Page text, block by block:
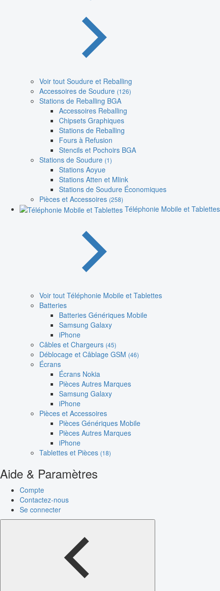
Voir tout Soudure et Reballing
Accessoires de Soudure (126)
Stations de Reballing BGA
Accessoires Reballing
Chipsets Graphiques
Stations de Reballing
Fours à Refusion
Stencils et Pochoirs BGA
Stations de Soudure (1)
Stations Aoyue
Stations Atten et Mlink
Stations de Soudure Économiques
Pièces et Accessoires (258)
Téléphonie Mobile et Tablettes
Voir tout Téléphonie Mobile et Tablettes
Batteries
Batteries Génériques Mobile
Samsung Galaxy
iPhone
Câbles et Chargeurs (45)
Déblocage et Câblage GSM (46)
Écrans
Écrans Nokia
Pièces Autres Marques
Samsung Galaxy
iPhone
Pièces et Accessoires
Pièces Génériques Mobile
Pièces Autres Marques
iPhone
Tablettes et Pièces (18)
Aide & Paramètres
Compte
Contactez-nous
Se connecter